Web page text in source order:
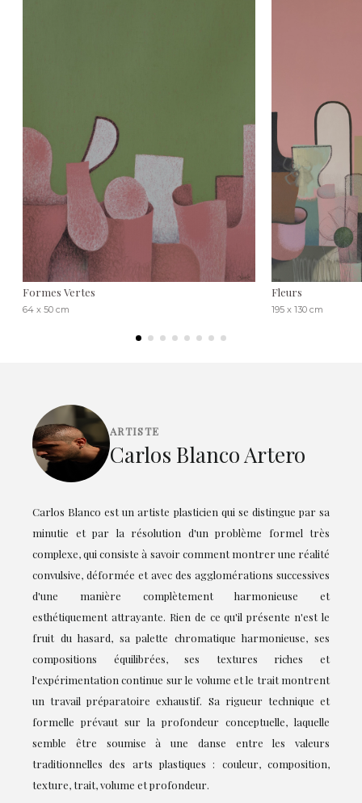
Formes Vertes
64 x 50 cm
Fleurs
195 x 130 cm
ARTISTE
Carlos Blanco Artero
Carlos Blanco est un artiste plasticien qui se distingue par sa
minutie et par la résolution d'un problème formel très
complexe, qui consiste à savoir comment montrer une réalité
convulsive, déformée et avec des agglomérations successives
d'une manière complètement harmonieuse et
esthétiquement attrayante. Rien de ce qu'il présente n'est le
fruit du hasard, sa palette chromatique harmonieuse, ses
compositions équilibrées, ses textures riches et
l'expérimentation continue sur le volume et le trait montrent
un travail préparatoire exhaustif. Sa rigueur technique et
formelle prévaut sur la profondeur conceptuelle, laquelle
semble être soumise à une danse entre les valeurs
traditionnelles des arts plastiques : couleur, composition,
texture, trait, volume et profondeur.